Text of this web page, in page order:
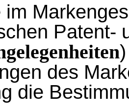
im
Patent-
des
die